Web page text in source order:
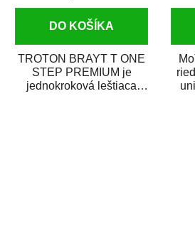
DO KOŠÍKA
TROTON BRAYT T ONE
STEP PREMIUM je
jednokroková leštiaca